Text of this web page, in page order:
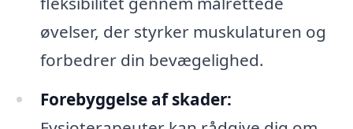
øvelser, der styrker muskulaturen og
forbedrer din bevægelighed.
Forebyggelse af skader: